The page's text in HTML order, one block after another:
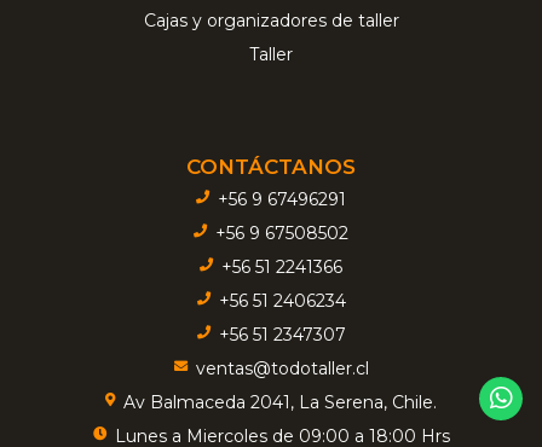
Cajas y organizadores de taller
Taller
CONTÁCTANOS
+56 9 67496291
+56 9 67508502
+56 51 2241366
+56 51 2406234
+56 51 2347307
ventas@todotaller.cl
Av Balmaceda 2041, La Serena, Chile.
Lunes a Miercoles de 09:00 a 18:00 Hrs